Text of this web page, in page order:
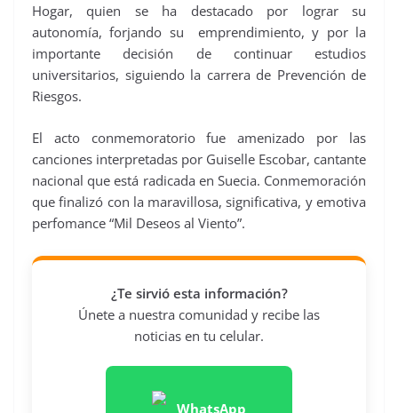
Hogar, quien se ha destacado por lograr su
autonomía, forjando su emprendimiento, y por la
importante decisión de continuar estudios
universitarios, siguiendo la carrera de Prevención de
Riesgos.
El acto conmemoratorio fue amenizado por las
canciones interpretadas por Guiselle Escobar, cantante
nacional que está radicada en Suecia. Conmemoración
que finalizó con la maravillosa, significativa, y emotiva
perfomance “Mil Deseos al Viento”.
¿Te sirvió esta información?
Únete a nuestra comunidad y recibe las
noticias en tu celular.
WhatsApp